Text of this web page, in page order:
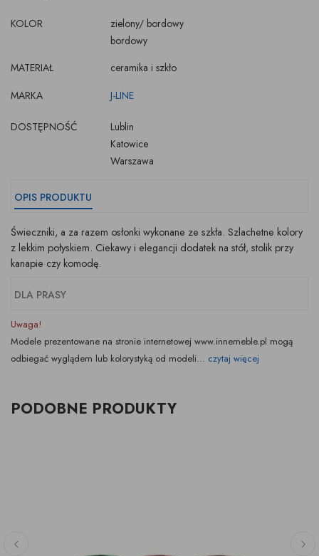
KOLOR
zielony/ bordowy
bordowy
MATERIAŁ
ceramika i szkło
MARKA
J-LINE
DOSTĘPNOŚĆ
Lublin
Katowice
Warszawa
OPIS PRODUKTU
Świeczniki, a za razem osłonki wykonane ze szkła. Szlachetne kolory
z lekkim połyskiem. Ciekawy i elegancji dodatek na stół, stolik przy
kanapie czy komodę.
DLA PRASY
Uwaga!
Modele prezentowane na stronie internetowej www.innemeble.pl mogą
odbiegać wyglądem lub kolorystyką od modeli... czytaj więcej
PODOBNE PRODUKTY